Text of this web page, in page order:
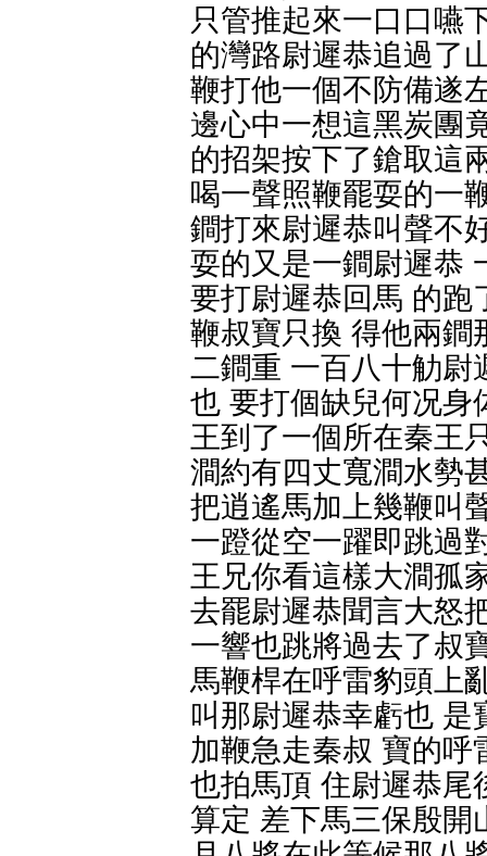
只管推起來一口口嚥
的灣路尉遲恭追過了
鞭打他一個不防備遂
邊心中一想這黑炭團
的招架按下了鎗取這
喝一聲照鞭罷耍的一
鐧打來尉遲恭叫聲不
耍的又是一鐧尉遲恭
要打尉遲恭回馬 的跑
鞭叔寶只換 得他兩鐧
二鐧重 一百八十觔尉
也 要打個缺兒何况身
王到了一個所在秦王
澗約有四丈寬澗水勢
把逍遙馬加上幾鞭叫
一蹬從空一躍即跳過
王兄你看這樣大澗孤
去罷尉遲恭聞言大怒
一響也跳將過去了叔
馬鞭桿在呼雷豹頭上
叫那尉遲恭幸虧也 是
加鞭急走秦叔 寶的呼
也拍馬頂 住尉遲恭尾
算定 差下馬三保殷開